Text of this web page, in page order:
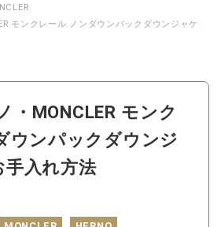
モンクレール ノンダウンパックダウンジャケ
・MONCLER モンク
ウンパックダウンジ
手入れ方法